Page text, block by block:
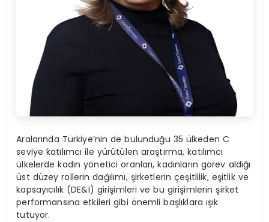
Aralarında Türkiye’nin de bulunduğu 35 ülkeden C
seviye katılımcı ile yürütülen araştırma, katılımcı
ülkelerde kadın yönetici oranları, kadınların görev aldığı
üst düzey rollerin dağılımı, şirketlerin çeşitlilik, eşitlik ve
kapsayıcılık (DE&I) girişimleri ve bu girişimlerin şirket
performansına etkileri gibi önemli başlıklara ışık
tutuyor.